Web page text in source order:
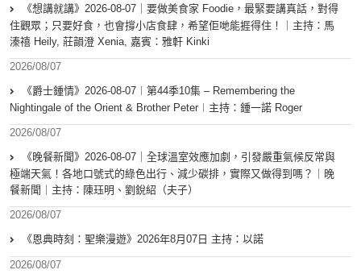
《想講就講》2026-08-07｜要做美食家 Foodie，最緊要講真話，對得
住觀眾；只要好食，也會撐小店食肆，希望佢哋能捱得住！｜主持：馬
溱禧 Heily, 莊韻澄 Xenia, 嘉賓：雅軒 Kinki
2026/08/07
《爵士鍾情》2026-08-07︱第44季10集 – Remembering the
Nightingale of the Orient & Brother Peter︱主持：鍾一諾 Roger
2026/08/07
《晚餐新聞》2026-08-07｜全球溫室效應加劇，引發嚴重氣候反常與
極端天氣！各地口號式的綠色出行、減少碳排，實際又做得到嗎？｜晚
餐新聞｜主持：陳珏明、劉銳紹（夫子）
2026/08/07
《恩典時刻：聖樂漫遊》2026年8月07日 主持：以諾
2026/08/07